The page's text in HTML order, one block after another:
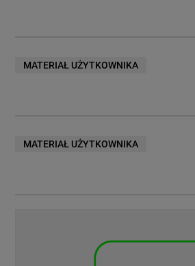
MATERIAŁ UŻYTKOWNIKA
MATERIAŁ UŻYTKOWNIKA